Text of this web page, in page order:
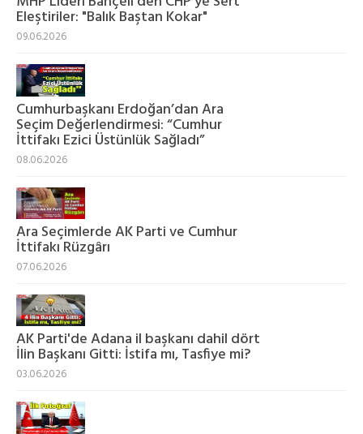
Eleştiriler: "Balık Baştan Kokar"
09.06.2026
Cumhurbaşkanı Erdoğan’dan Ara
Seçim Değerlendirmesi: “Cumhur
İttifakı Ezici Üstünlük Sağladı”
08.06.2026
Ara Seçimlerde AK Parti ve Cumhur
İttifakı Rüzgârı
07.06.2026
AK Parti'de Adana il başkanı dahil dört
İlin Başkanı Gitti: İstifa mı, Tasfiye mi?
03.06.2026